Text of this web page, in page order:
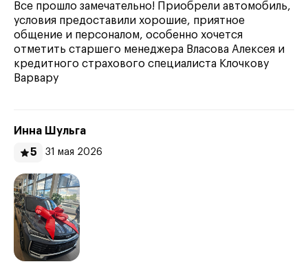
Все прошло замечательно! Приобрели автомобиль,
условия предоставили хорошие, приятное
общение и персоналом, особенно хочется
отметить старшего менеджера Власова Алексея и
кредитного страхового специалиста Клочкову
Варвару
Инна Шульга
5
31 мая 2026